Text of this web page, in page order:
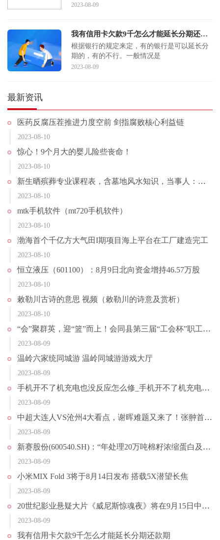
2023-08-09
我有信用卡欠款9千怎么才能延长分期还款期
根据银行的规定来定，有的银行是可以延长分
期的，有的不行。一般情况是
2023-08-09
最新资讯
医药反腐压茬推进力度空前 剑指腐败核心利益链
2023-08-10
惊心！9个月大的婴儿险些丧命！
2023-08-10
新生晒殡葬专业课程表，含墓地风水知识，当事人：建议不要冲动报考
2023-08-10
mtk手机软件（mt720手机软件）
2023-08-10
渤海首个千亿方大气田I期项目海上平台在工厂建造完工
2023-08-10
恒立液压（601100）：8月9日北向资金增持46.57万股
2023-08-10
敕勒川古诗的意思 视频（敕勒川的诗意及赏析）
2023-08-10
“会”聚群英，迎“篮”而上！会同县第三届“工会杯”职工篮球赛开赛
2023-08-09
温岭六家统同城游 温岭同城游游戏大厅
2023-08-09
手机开不了机充电也没反应怎么修_手机开不了机充电也没反应怎么办
2023-08-09
中超大连人VS沧州4大看点，谢晖难题又来了！张翀首发？央视直播
2023-08-09
新赛股份(600540.SH)：“年处理20万吨棉籽浓缩蛋白及精深加工项目”预计2023年10月正式投产
2023-08-09
小米MIX Fold 3将于8月14日发布 搭载5X潜望长焦
2023-08-09
20世纪影业悬疑大片《威尼斯惊魂夜》将在9月15日中国内地同步北美上映
2023-08-09
我有信用卡欠款9千怎么才能延长分期还款期